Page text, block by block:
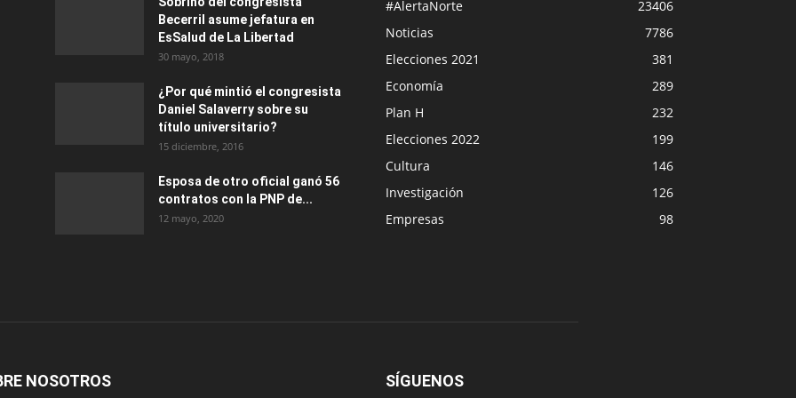
Becerril asume jefatura en
EsSalud de La Libertad
30 mayo, 2018
¿Por qué mintió el congresista
Daniel Salaverry sobre su
título universitario?
15 diciembre, 2016
Esposa de otro oficial ganó 56
contratos con la PNP de...
12 mayo, 2020
#AlertaNorte
23406
Noticias
7786
Elecciones 2021
381
Economía
289
Plan H
232
Elecciones 2022
199
Cultura
146
Investigación
126
Empresas
98
NOSOTROS SÍGUENOS